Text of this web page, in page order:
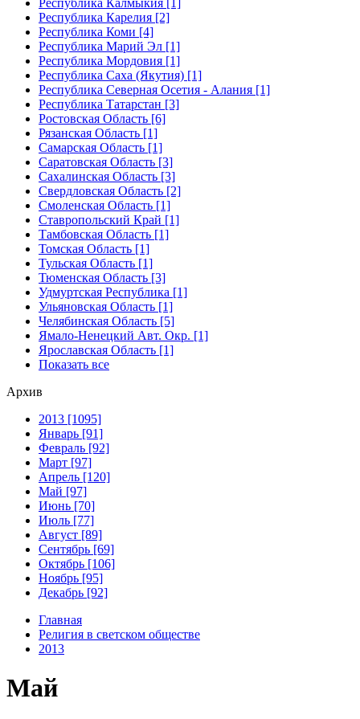
Республика Калмыкия [1]
Республика Карелия [2]
Республика Коми [4]
Республика Марий Эл [1]
Республика Мордовия [1]
Республика Саха (Якутия) [1]
Республика Северная Осетия - Алания [1]
Республика Татарстан [3]
Ростовская Область [6]
Рязанская Область [1]
Самарская Область [1]
Саратовская Область [3]
Сахалинская Область [3]
Свердловская Область [2]
Смоленская Область [1]
Ставропольский Край [1]
Тамбовская Область [1]
Томская Область [1]
Тульская Область [1]
Тюменская Область [3]
Удмуртская Республика [1]
Ульяновская Область [1]
Челябинская Область [5]
Ямало-Ненецкий Авт. Окр. [1]
Ярославская Область [1]
Показать все
Архив
2013 [1095]
Январь [91]
Февраль [92]
Март [97]
Апрель [120]
Май [97]
Июнь [70]
Июль [77]
Август [89]
Сентябрь [69]
Октябрь [106]
Ноябрь [95]
Декабрь [92]
Главная
Религия в светском обществе
2013
Май